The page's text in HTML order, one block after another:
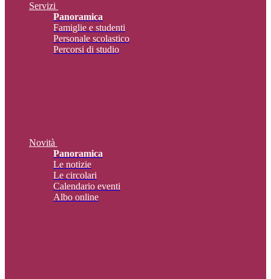
Servizi
Panoramica
Famiglie e studenti
Personale scolastico
Percorsi di studio
Novità
Panoramica
Le notizie
Le circolari
Calendario eventi
Albo online